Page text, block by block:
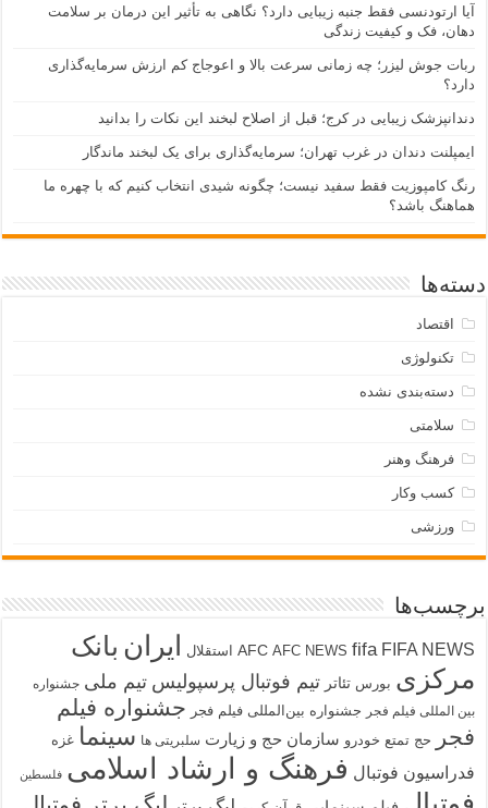
آیا ارتودنسی فقط جنبه زیبایی دارد؟ نگاهی به تأثیر این درمان بر سلامت
دهان، فک و کیفیت زندگی
ربات جوش لیزر؛ چه زمانی سرعت بالا و اعوجاج کم ارزش سرمایه‌گذاری
دارد؟
دندانپزشک زیبایی در کرج؛ قبل از اصلاح لبخند این نکات را بدانید
ایمپلنت دندان در غرب تهران؛ سرمایه‌گذاری برای یک لبخند ماندگار
رنگ کامپوزیت فقط سفید نیست؛ چگونه شیدی انتخاب کنیم که با چهره ما
هماهنگ باشد؟
دسته‌ها
اقتصاد
تکنولوژی
دسته‌بندی نشده
سلامتی
فرهنگ وهنر
کسب وکار
ورزشی
برچسب‌ها
AFC AFC NEWS fifa FIFA NEWS استقلال ایران بانک
مرکزی بورس تئاتر تیم فوتبال پرسپولیس تیم ملی جشنواره
بین المللی فیلم فجر جشنواره بین‌المللی فیلم فجر جشنواره فیلم
فجر
حج تمتع خودرو سازمان حج و زیارت سلبریتی ها سینما غزه
فدراسیون فوتبال فرهنگ و ارشاد اسلامی فلسطین